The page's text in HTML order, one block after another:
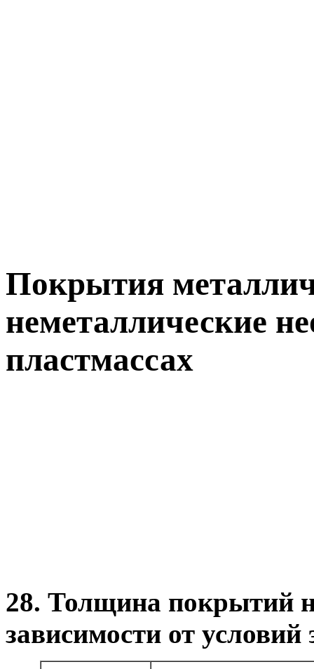
Покрытия
неметаллические
пластмассах
28. Толщина покрытий
зависимости от условий